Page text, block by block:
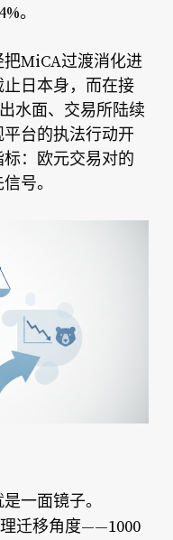
。
MiCA过渡消化进
日本身，而在接
水面、交易所陆续
台的执法行动开
：欧元交易对的
号。
一面镜子。
迁移角度——1000